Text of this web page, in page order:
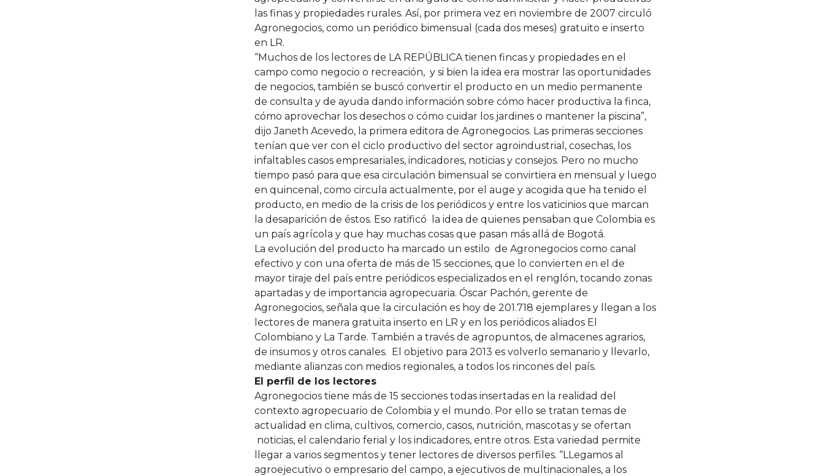
las finas y propiedades rurales. Así, por primera vez en noviembre de 2007 circuló
Agronegocios, como un periódico bimensual (cada dos meses) gratuito e inserto
en LR.
“Muchos de los lectores de LA REPÚBLICA tienen fincas y propiedades en el
campo como negocio o recreación, y si bien la idea era mostrar las oportunidades
de negocios, también se buscó convertir el producto en un medio permanente
de consulta y de ayuda dando información sobre cómo hacer productiva la finca,
cómo aprovechar los desechos o cómo cuidar los jardines o mantener la piscina”,
dijo Janeth Acevedo, la primera editora de Agronegocios. Las primeras secciones
tenían que ver con el ciclo productivo del sector agroindustrial, cosechas, los
infaltables casos empresariales, indicadores, noticias y consejos. Pero no mucho
tiempo pasó para que esa circulación bimensual se convirtiera en mensual y luego
en quincenal, como circula actualmente, por el auge y acogida que ha tenido el
producto, en medio de la crisis de los periódicos y entre los vaticinios que marcan
la desaparición de éstos. Eso ratificó la idea de quienes pensaban que Colombia es
un país agrícola y que hay muchas cosas que pasan más allá de Bogotá.
La evolución del producto ha marcado un estilo de Agronegocios como canal
efectivo y con una oferta de más de 15 secciones, que lo convierten en el de
mayor tiraje del país entre periódicos especializados en el renglón, tocando zonas
apartadas y de importancia agropecuaria. Óscar Pachón, gerente de
Agronegocios, señala que la circulación es hoy de 201.718 ejemplares y llegan a los
lectores de manera gratuita inserto en LR y en los periódicos aliados El
Colombiano y La Tarde. También a través de agropuntos, de almacenes agrarios,
de insumos y otros canales. El objetivo para 2013 es volverlo semanario y llevarlo,
mediante alianzas con medios regionales, a todos los rincones del país.
El perfil de los lectores
Agronegocios tiene más de 15 secciones todas insertadas en la realidad del
contexto agropecuario de Colombia y el mundo. Por ello se tratan temas de
actualidad en clima, cultivos, comercio, casos, nutrición, mascotas y se ofertan
noticias, el calendario ferial y los indicadores, entre otros. Esta variedad permite
llegar a varios segmentos y tener lectores de diversos perfiles. “LLegamos al
agroejecutivo o empresario del campo, a ejecutivos de multinacionales, a los